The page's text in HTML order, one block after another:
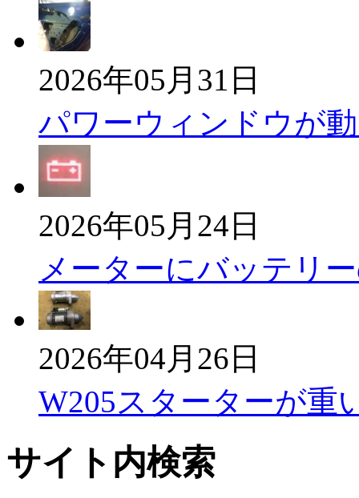
2026年05月31日
パワーウィンドウが
2026年05月24日
メーターにバッテリ
2026年04月26日
W205スターターが重
サイト内検索